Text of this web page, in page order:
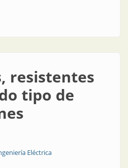
eléctricas de 20 A
resistentes
tipo de
Eléctrica